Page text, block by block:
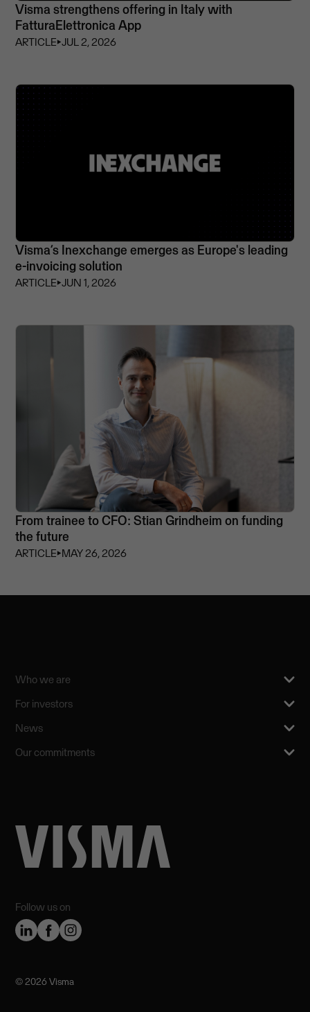
Visma strengthens offering in Italy with
FatturaElettronica App
ARTICLE⏵JUL 2, 2026
Visma’s Inexchange emerges as Europe's leading
e-invoicing solution
ARTICLE⏵JUN 1, 2026
From trainee to CFO: Stian Grindheim on funding
the future
ARTICLE⏵MAY 26, 2026
Follow us on
Who we are
For investors
News
Our commitments
©️ 2026 Visma